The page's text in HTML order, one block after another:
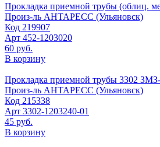
Прокладка приемной трубы (облиц.
Произ-ль АНТАРЕСС (Ульяновск)
Код 219907
Арт 452-1203020
60 руб.
В корзину
Прокладка приемной трубы 3302
Произ-ль АНТАРЕСС (Ульяновск)
Код 215338
Арт 3302-1203240-01
45 руб.
В корзину